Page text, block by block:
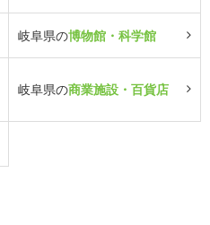
岐阜県の博物館・科学館
岐阜県の商業施設・百貨店